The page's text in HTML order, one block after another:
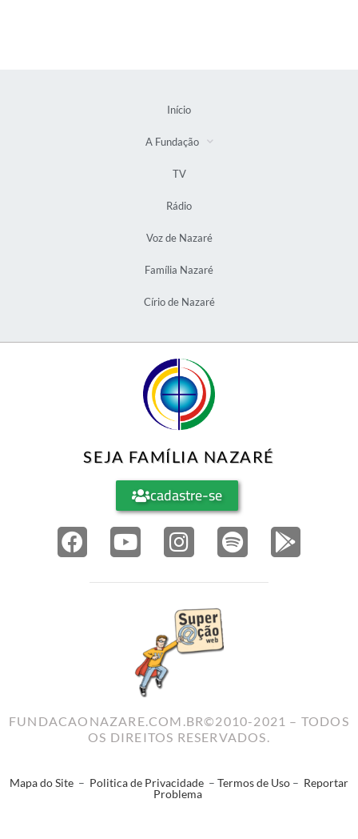
Início
A Fundação
TV
Rádio
Voz de Nazaré
Família Nazaré
Círio de Nazaré
SEJA FAMÍLIA NAZARÉ
cadastre-se
FUNDACAONAZARE.COM.BR©2010-2021 – TODOS
OS DIREITOS RESERVADOS.
Mapa do Site – Politica de Privacidade – Termos de Uso – Reportar
Problema